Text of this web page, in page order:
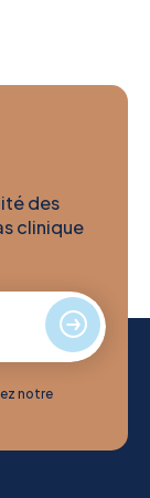
des
clinique
notre